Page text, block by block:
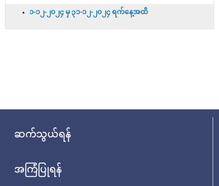
၁-၁၂-၂၀၂၄ မှ ၃၁-၁၂-၂၀၂၄ ရက်နေ့အထိ
ဆက်သွယ်ရန်
အကြံပြုရန်